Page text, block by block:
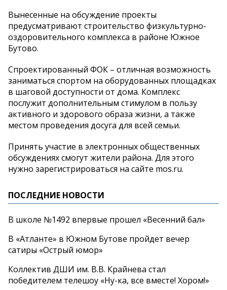
Вынесенные на обсуждение проекты
предусматривают строительство физкультурно-
оздоровительного комплекса в районе Южное
Бутово.
Спроектированный ФОК – отличная возможность
заниматься спортом на оборудованных площадках
в шаговой доступности от дома. Комплекс
послужит дополнительным стимулом в пользу
активного и здорового образа жизни, а также
местом проведения досуга для всей семьи.
Принять участие в электронных общественных
обсуждениях смогут жители района. Для этого
нужно зарегистрироваться на сайте mos.ru.
ПОСЛЕДНИЕ НОВОСТИ
В школе №1492 впервые прошел «Весенний бал»
В «Атланте» в Южном Бутове пройдет вечер
сатиры «Острый юмор»
Коллектив ДШИ им. В.В. Крайнева стал
победителем телешоу «Ну-ка, все вместе! Хором!»